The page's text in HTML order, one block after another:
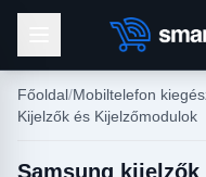
Főoldal Mobiltelefon
Kijelzők és Kijelzőmodulok
Samsung kijelzők